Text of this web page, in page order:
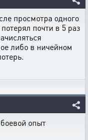
просмотра одного
почти в 5 раз
либо в ничейном
опыт